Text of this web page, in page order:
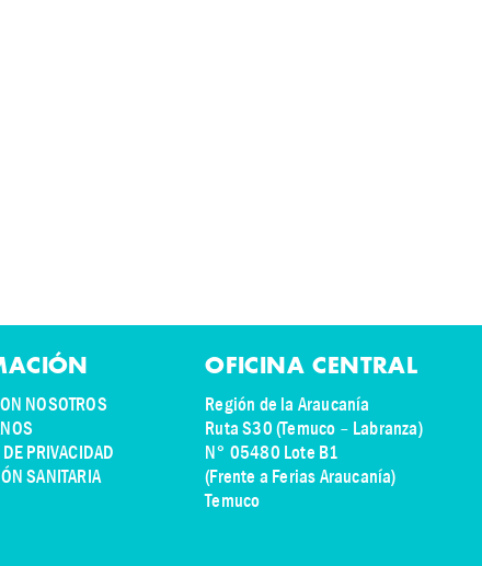
NOSOTROS
PRIVACIDAD
SANITARIA
OFICINA CENTRAL
Región de la Araucanía
Ruta S30 (Temuco – Labranza)
N° 05480 Lote B1
(Frente a Ferias Araucanía)
Temuco